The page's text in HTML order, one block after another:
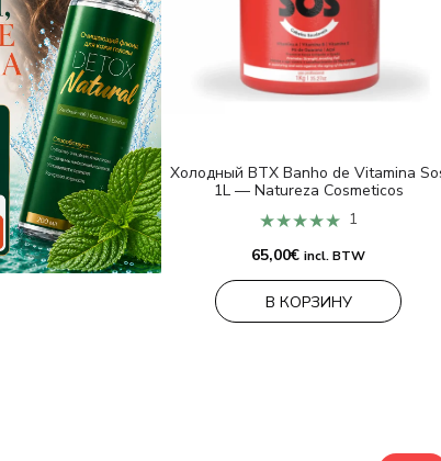
Холодный BTX Banho de Vitamina
1L — Natureza Cosmeticos
★★★★★ 1
65,00€ incl. BTW
В КОРЗИНУ